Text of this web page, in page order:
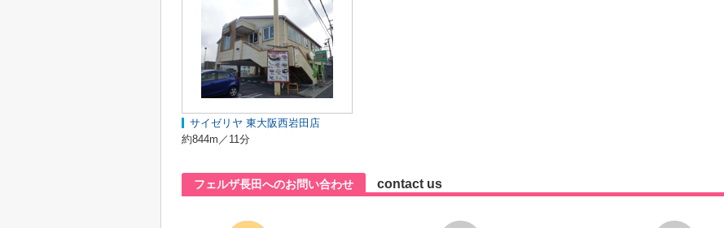
サイゼリヤ 東大阪西岩田店
約844m／11分
フェルザ長田へのお問い合わせ contact us